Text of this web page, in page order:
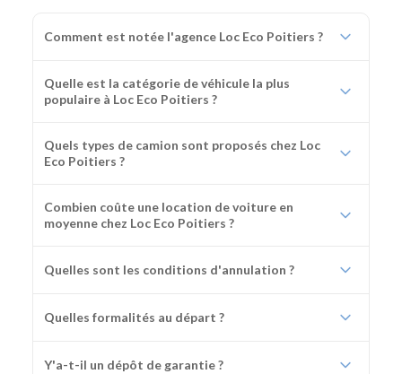
Comment est notée l'agence Loc Eco Poitiers ?
Quelle est la catégorie de véhicule la plus
populaire à Loc Eco Poitiers ?
Quels types de camion sont proposés chez Loc
Eco Poitiers ?
Combien coûte une location de voiture en
moyenne chez Loc Eco Poitiers ?
Quelles sont les conditions d'annulation ?
Quelles formalités au départ ?
Y'a-t-il un dépôt de garantie ?